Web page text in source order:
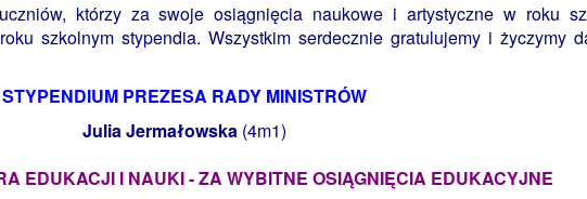
którzy za swoje osiągnięcia naukowe i artystyczne w roku
szkolnym stypendia. Wszystkim serdecznie gratulujemy i życzymy
STYPENDIUM PREZESA RADY MINISTRÓW
Julia Jermałowska(4m1)
EDUKACJI I NAUKI - ZA WYBITNE OSIĄGNIĘCIA EDUKACYJNE